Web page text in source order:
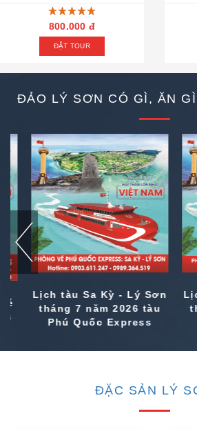
800.000 đ
ĐẶT TOUR
ĐẢO LÝ SƠN CÓ GÌ, ĂN
Lịch tàu Sa Kỳ - Lý Sơn
tháng 7 năm 2026 tàu
Phú Quốc Express
Lịch
ĐẶC SẢN LÝ